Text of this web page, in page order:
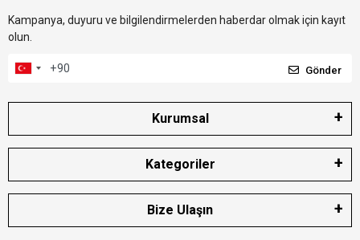
Kampanya, duyuru ve bilgilendirmelerden haberdar olmak için kayıt
olun.
Gönder
Kurumsal
Kategoriler
Bize Ulaşın